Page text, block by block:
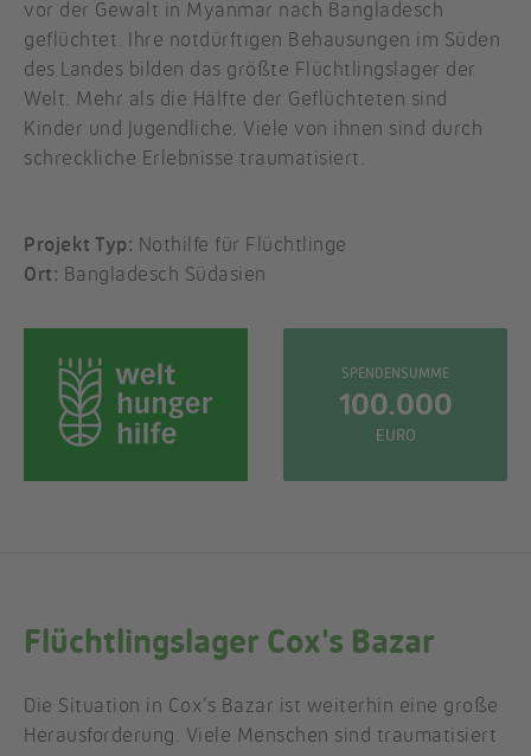
vor der Gewalt in Myanmar nach Bangladesch
geflüchtet. Ihre notdürftigen Behausungen im Süden
des Landes bilden das größte Flüchtlingslager der
Welt. Mehr als die Hälfte der Geflüchteten sind
Kinder und Jugendliche. Viele von ihnen sind durch
schreckliche Erlebnisse traumatisiert.
Projekt Typ: Nothilfe für Flüchtlinge
Ort: Bangladesch Südasien
100.000
EURO
Flüchtlingslager Cox's Bazar
Die Situation in Cox’s Bazar ist weiterhin eine große
Herausforderung. Viele Menschen sind traumatisiert